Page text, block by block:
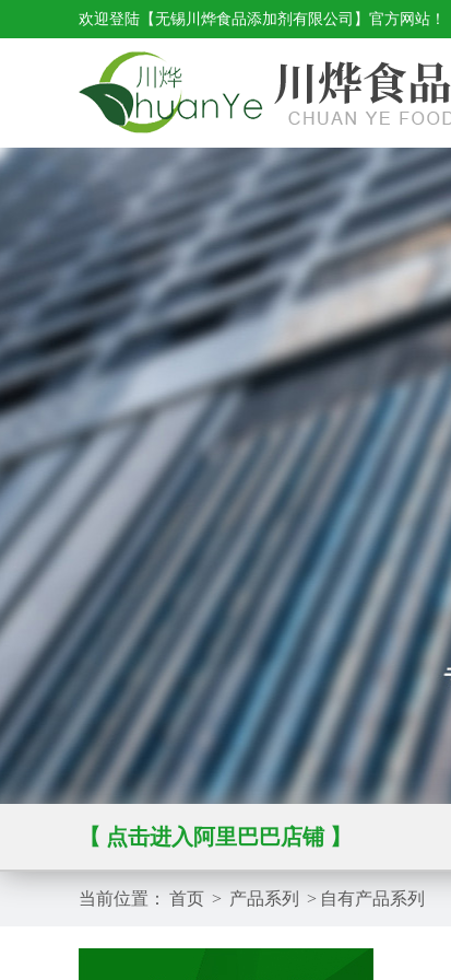
欢迎登陆【无锡川烨食品添加剂有限公司】官方网站！
【 点击进入阿里巴巴店铺 】
当前位置： 首页 > 产品系列 > 自有产品系列